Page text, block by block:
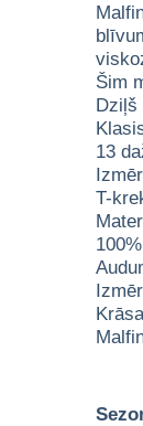
Šim
Dziļš
13
T-